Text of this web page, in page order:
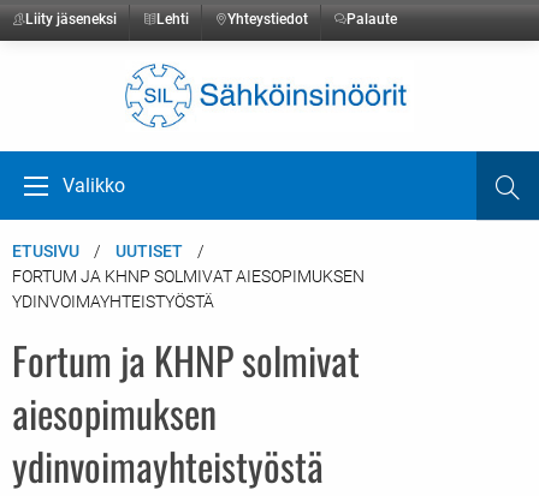
Liity jäseneksi Lehti Yhteystiedot Palaute
Avaa valikko
Valikko
ETUSIVU
UUTISET
FORTUM JA KHNP SOLMIVAT AIESOPIMUKSEN
YDINVOIMAYHTEISTYÖSTÄ
Fortum ja KHNP solmivat
aiesopimuksen
ydinvoimayhteistyöstä